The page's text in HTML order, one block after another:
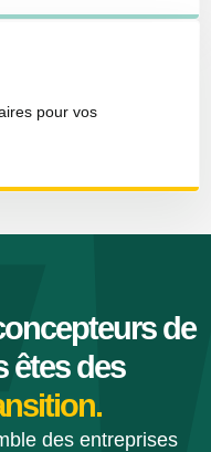
pour vos
de
êtes des
des entreprises